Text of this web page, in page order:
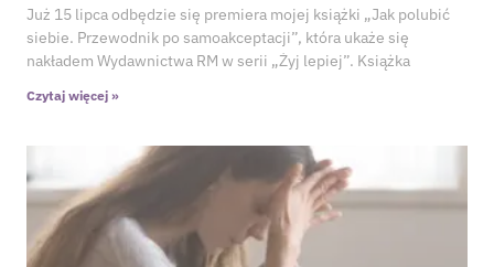
Już 15 lipca odbędzie się premiera mojej książki „Jak polubić
siebie. Przewodnik po samoakceptacji”, która ukaże się
nakładem Wydawnictwa RM w serii „Żyj lepiej”. Książka
Czytaj więcej »